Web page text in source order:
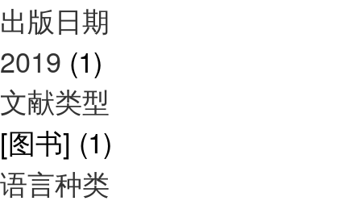
出版日期
2019 (1)
文献类型
[图书] (1)
语言种类